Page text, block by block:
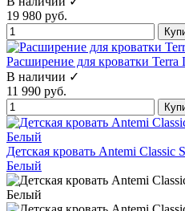
19 980 руб.
Расширение для кроватки
В наличии ✓
11 990 руб.
Детская кровать Antemi Classic
Белый